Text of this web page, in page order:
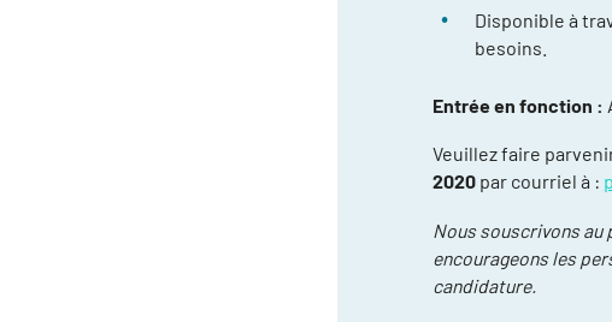
Disponible à
besoins.
Entrée en fonction :
Veuillez faire
2020par courriel à :
Nous souscrivons au
encourageons les
candidature.